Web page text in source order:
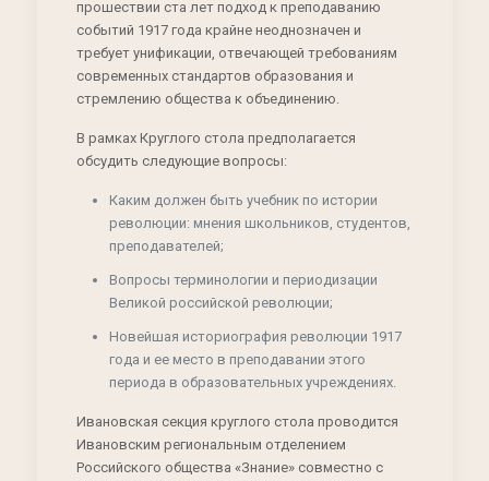
прошествии ста лет подход к преподаванию
событий 1917 года крайне неоднозначен и
требует унификации, отвечающей требованиям
современных стандартов образования и
стремлению общества к объединению.
В рамках Круглого стола предполагается
обсудить следующие вопросы:
Каким должен быть учебник по истории
революции: мнения школьников, студентов,
преподавателей;
Вопросы терминологии и периодизации
Великой российской революции;
Новейшая историография революции 1917
года и ее место в преподавании этого
периода в образовательных учреждениях.
Ивановская секция круглого стола проводится
Ивановским региональным отделением
Российского общества «Знание» совместно с